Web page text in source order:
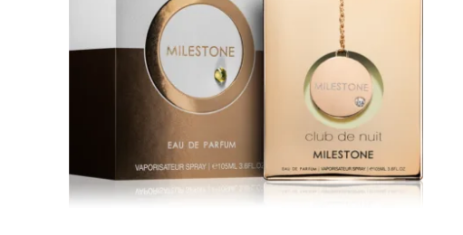
Perfumes Club de Nuit para
Hombres y Mujeres – Fragancias
Exclusivas en Huele a Millonario